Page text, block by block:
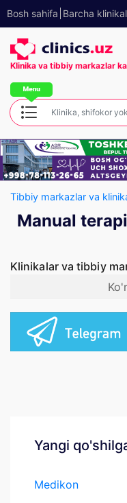
Bosh sahifa Barcha
Klinika va tibbiy markazlar
Tibbiy markazlar va
Manual
Klinikalar va tibbiy
Yangi
Medikon